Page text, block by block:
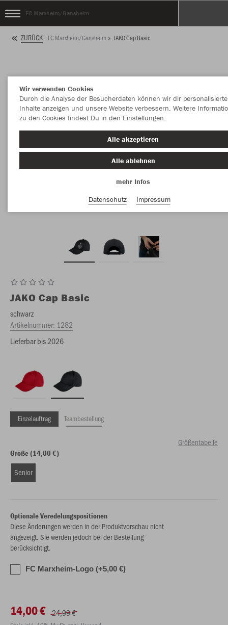
FC Marxheim/Gansheim
ZURÜCK FC Marxheim/Gansheim JAKO Cap Basic
JAKO Cap Basic
schwarz
Artikelnummer: 1282
Lieferbar bis 2026
Einzelauftrag Teambestellung
Größentabelle
Größe (14,00 €)
Senior
Optionale Veredelungspositionen
Diese Änderungen werden in der Produktvorschau nicht
angezeigt. Sie werden jedoch bei der Bestellung
berücksichtigt.
FC Marxheim-Logo (+5,00 €)
14,00 € 24,99 €
Wir verwenden Cookies
Durch die Analyse der Besucherdaten können wir dir personalisierte
Inhalte anzeigen und unsere Website verbessern. Weitere
zu den Cookies findest Du in den Einstellungen.
Alle akzeptieren
Alle ablehnen
mehr Infos
Datenschutz
Impressum